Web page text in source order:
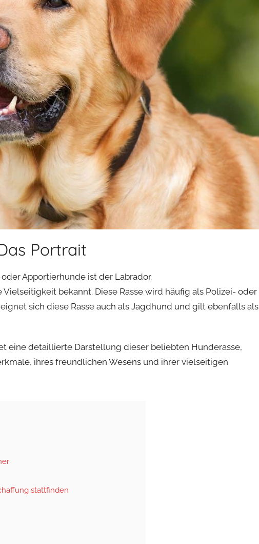
Portrait
Apportierhunde ist der Labrador.
bekannt. Diese Rasse wird häufig als Polizei- oder
sich diese Rasse auch als Jagdhund und gilt ebenfalls als
eine detaillierte Darstellung dieser beliebten Hunderasse,
ihres freundlichen Wesens und ihrer vielseitigen
stattfinden